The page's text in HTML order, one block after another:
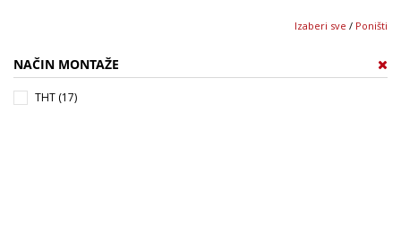
Izaberi sve / Poništi
NAČIN MONTAŽE
THT (17)